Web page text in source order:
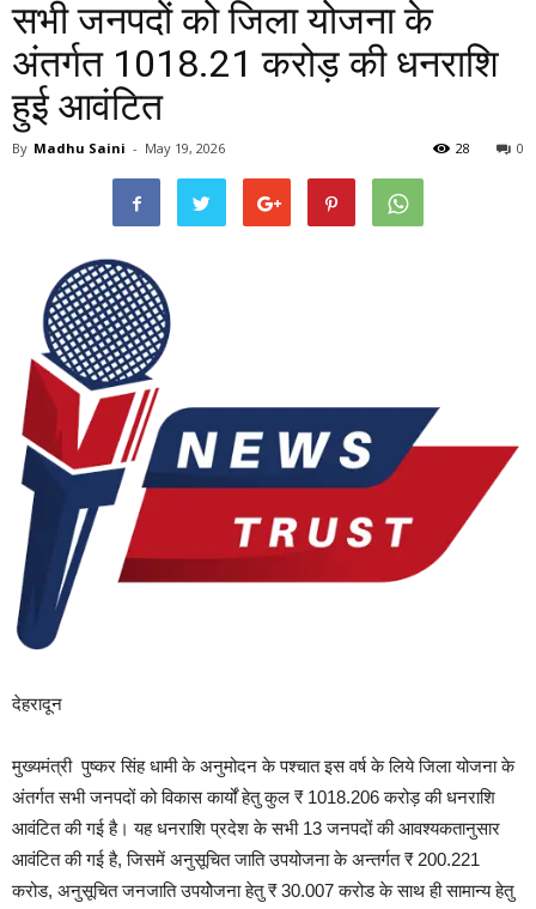
सभी जनपदों को जिला योजना के
अंतर्गत ₹1018.21 करोड़ की धनराशि
हुई आवंटित
By Madhu Saini - May 19, 2026 0
28
देहरादून
मुख्यमंत्री पुष्कर सिंह धामी के अनुमोदन के पश्चात इस वर्ष के लिये जिला योजना के
अंतर्गत सभी जनपदों को विकास कार्यों हेतु कुल ₹ 1018.206 करोड़ की धनराशि
आवंटित की गई है। यह धनराशि प्रदेश के सभी 13 जनपदों की आवश्यकतानुसार
आवंटित की गई है, जिसमें अनुसूचित जाति उपयोजना के अन्तर्गत ₹ 200.221
करोड, अनुसूचित जनजाति उपयोेजना हेतु ₹ 30.007 करोड के साथ ही सामान्य हेतु